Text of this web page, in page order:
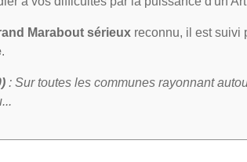
Marabout sérieux reconnu, il est suivi
.
: Sur toutes les communes rayonnant